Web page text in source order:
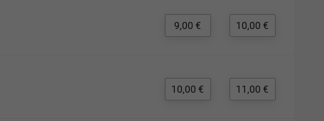
9,00 € 10,00 €
10,00 € 11,00 €